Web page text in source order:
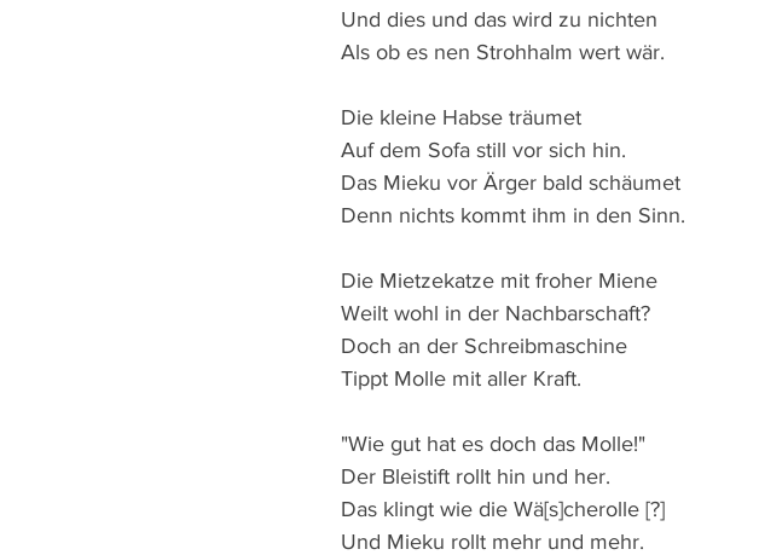
Und dies und das wird zu nichten
Als ob es nen Strohhalm wert wär.
Die kleine Habse träumet
Auf dem Sofa still vor sich hin.
Das Mieku vor Ärger bald schäumet
Denn nichts kommt ihm in den Sinn.
Die Mietzekatze mit froher Miene
Weilt wohl in der Nachbarschaft?
Doch an der Schreibmaschine
Tippt Molle mit aller Kraft.
"Wie gut hat es doch das Molle!"
Der Bleistift rollt hin und her.
Das klingt wie die Wä[s]cherolle [?]
Und Mieku rollt mehr und mehr.